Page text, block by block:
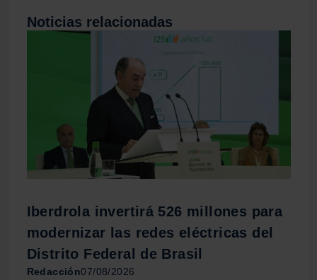
Noticias relacionadas
Iberdrola invertirá 526 millones para
modernizar las redes eléctricas del
Distrito Federal de Brasil
Redacción07/08/2026